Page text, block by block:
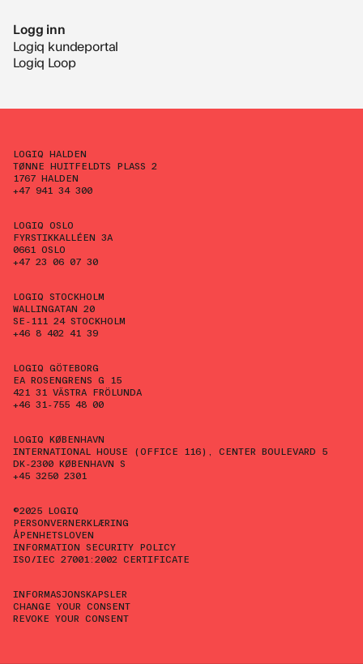
Logg inn
Logiq kundeportal
Logiq Loop
LOGIQ HALDEN
TØNNE HUITFELDTS PLASS 2
1767 HALDEN
+47 941 34 300
LOGIQ OSLO
FYRSTIKKALLÉEN 3A
0661 OSLO
+47 23 06 07 30
LOGIQ STOCKHOLM
WALLINGATAN 20
SE-111 24 STOCKHOLM
+46 8 402 41 39
LOGIQ GÖTEBORG
EA ROSENGRENS G 15
421 31 VÄSTRA FRÖLUNDA
+46 31-755 48 00
LOGIQ KØBENHAVN
INTERNATIONAL HOUSE (OFFICE 116), CENTER BOULEVARD 5
DK-2300 KØBENHAVN S
+45 3250 2301
©2025 LOGIQ
PERSONVERNERKLÆRING
ÅPENHETSLOVEN
INFORMATION SECURITY POLICY
ISO/IEC 27001:2002 CERTIFICATE
INFORMASJONSKAPSLER
CHANGE YOUR CONSENT
REVOKE YOUR CONSENT